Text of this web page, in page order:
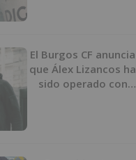
El Burgos CF anuncia
que Álex Lizancos ha
sido operado con